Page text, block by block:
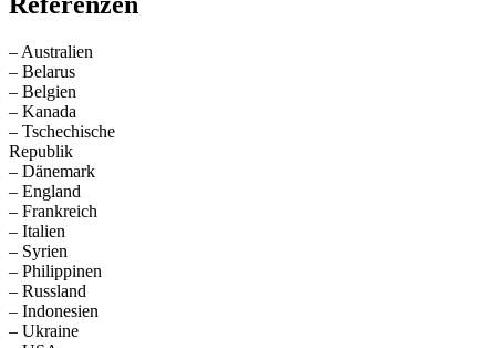
– Australien
– Belarus
– Belgien
– Kanada
– Tschechische
Republik
– Dänemark
– England
– Frankreich
– Italien
– Syrien
– Philippinen
– Russland
– Indonesien
– Ukraine